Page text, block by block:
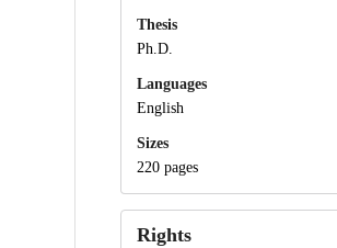
Thesis
Ph.D.
Languages
English
Sizes
220 pages
Rights